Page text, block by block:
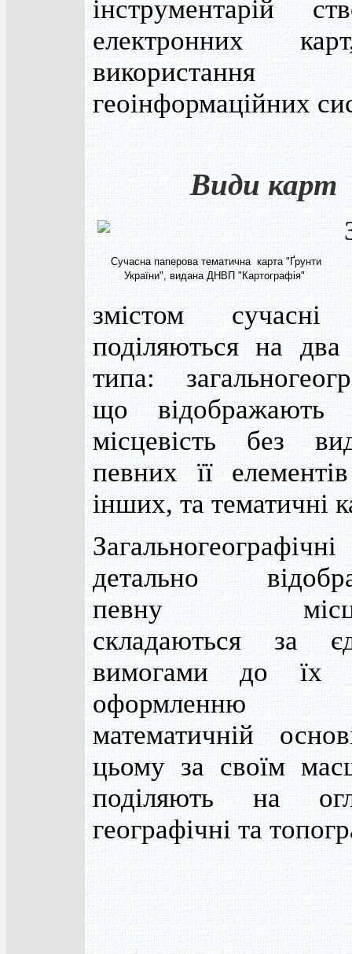
інструментарій
електронних
геоінформаційних
Види карт
Сучасна паперова тематична карта "Ґрунти
України", видана ДНВП "Картографія"
змістом сучасні
поділяються на два
типа:
що відображають
місцевість без
певних її
інших, та тематичні
детально
певну
складаються за
вимогами до їх
математичній
цьому за своїм
поділяють на
географічні та